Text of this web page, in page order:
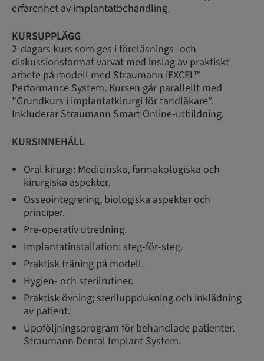
erfarenhet av implantatbehandling.
KURSUPPLÄGG
2-dagars kurs som ges i föreläsnings- och
diskussionsformat varvat med inslag av praktiskt
arbete på modell med Straumann iEXCEL™
Performance System. Kursen går parallellt med
”Grundkurs i implantatkirurgi för tandläkare”.
Inkluderar Straumann Smart Online-utbildning.
KURSINNEHÅLL
Oral kirurgi: Medicinska, farmakologiska och
kirurgiska aspekter.
Osseointegrering, biologiska aspekter och
principer.
Pre-operativ utredning.
Implantatinstallation: steg-för-steg.
Praktisk träning på modell.
Hygien- och sterilrutiner.
Praktisk övning; steriluppdukning och inklädning
av patient.
Uppföljningsprogram för behandlade patienter.
Straumann Dental Implant System.